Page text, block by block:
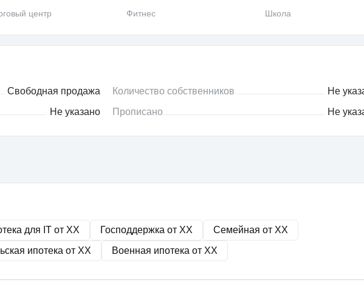
центр Фитнес Школа
Свободная продажа
Не указано
Количество собственников
Не
Прописано
Не
для IT от XX Господдержка от XX Семейная от XX
ипотека от XX Военная ипотека от XX